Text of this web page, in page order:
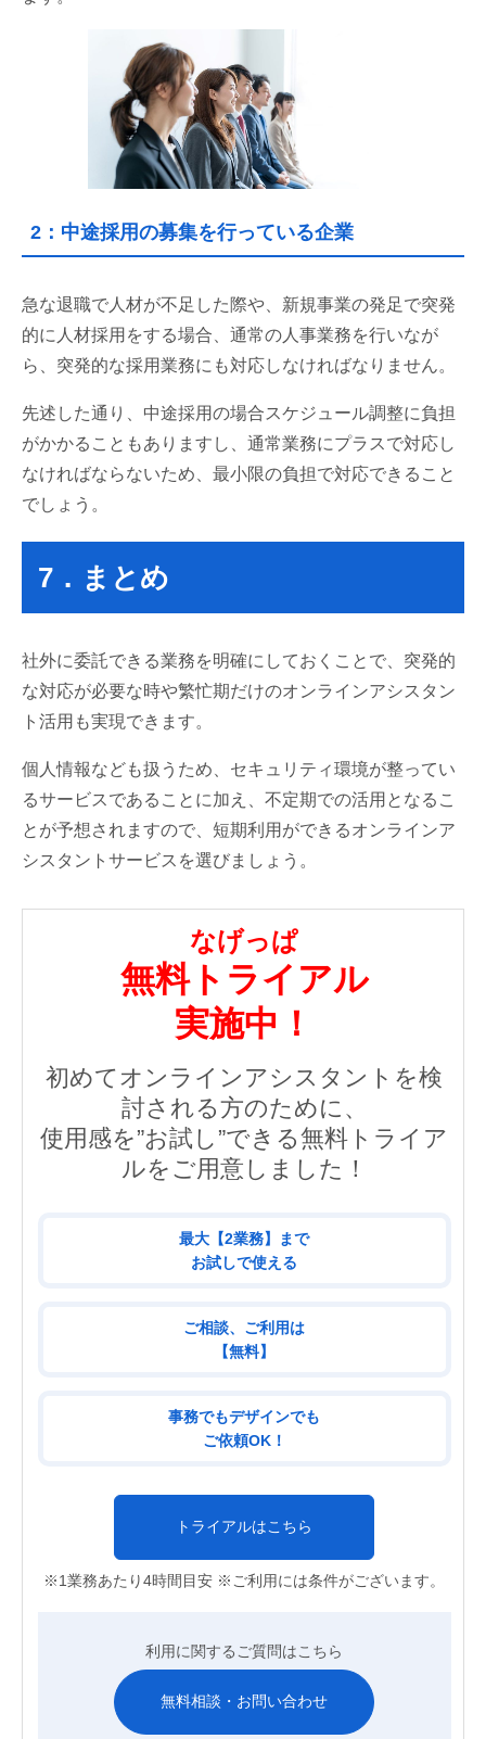
2：中途採用の募集を行っている企業
急な退職で人材が不足した際や、新規事業の発足で突発
的に人材採用をする場合、通常の人事業務を行いなが
ら、突発的な採用業務にも対応しなければなりません。
先述した通り、中途採用の場合スケジュール調整に負担
がかかることもありますし、通常業務にプラスで対応し
なければならないため、最小限の負担で対応できること
でしょう。
7．まとめ
社外に委託できる業務を明確にしておくことで、突発的
な対応が必要な時や繁忙期だけのオンラインアシスタン
ト活用も実現できます。
個人情報なども扱うため、セキュリティ環境が整ってい
るサービスであることに加え、不定期での活用となるこ
とが予想されますので、短期利用ができるオンラインア
シスタントサービスを選びましょう。
なげっぱ
無料トライアル
実施中！
初めてオンラインアシスタントを検
討される方のために、
使用感を”お試し”できる無料トライア
ルをご用意しました！
最大【2業務】まで
お試しで使える
ご相談、ご利用は
【無料】
事務でもデザインでも
ご依頼OK！
トライアルはこちら
※1業務あたり4時間目安 ※ご利用には条件がございます。
利用に関するご質問はこちら
無料相談・お問い合わせ